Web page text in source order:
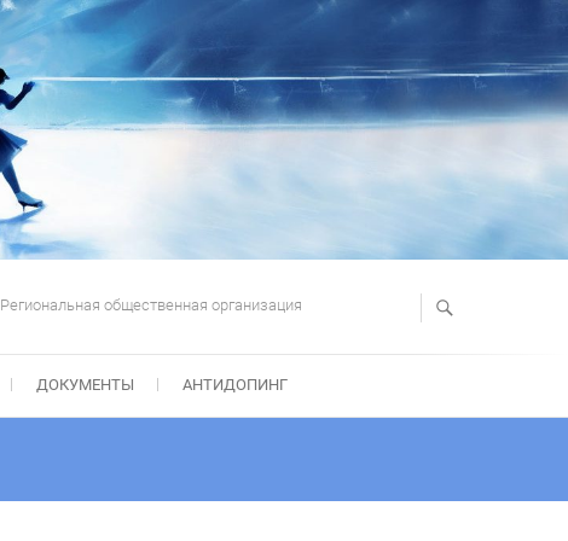
Региональная общественная организация
ДОКУМЕНТЫ АНТИДОПИНГ